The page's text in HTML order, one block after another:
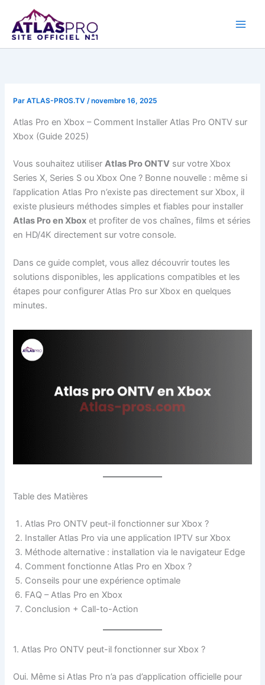
contenu
ParATLAS-PROS.TV/novembre 16, 2025
Atlas Pro en Xbox – Comment Installer Atlas Pro ONTV sur
Xbox (Guide 2025)
Vous souhaitez utiliserAtlas Pro ONTV sur votre Xbox
Series X, Series S ou Xbox One ? Bonne nouvelle : même si
l’application Atlas Pro n’existe pas directement sur Xbox, il
existe plusieurs méthodes simples et fiables pour installer
Atlas Pro en Xbox et profiter de vos chaînes, films et séries
en HD/4K directement sur votre console.
Dans ce guide complet, vous allez découvrir toutes les
solutions disponibles, les applications compatibles et les
étapes pour configurer Atlas Pro sur Xbox en quelques
minutes.
Table des Matières
Atlas Pro ONTV peut-il fonctionner sur Xbox ?
Installer Atlas Pro via une application IPTV sur Xbox
Méthode alternative : installation via le navigateur Edge
Comment fonctionne Atlas Pro en Xbox ?
Conseils pour une expérience optimale
FAQ – Atlas Pro en Xbox
Conclusion + Call-to-Action
1. Atlas Pro ONTV peut-il fonctionner sur Xbox ?
Oui. Même si Atlas Pro n’a pas d’application officielle pour